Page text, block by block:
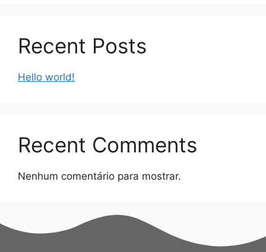
Recent Posts
Hello world!
Recent Comments
Nenhum comentário para mostrar.